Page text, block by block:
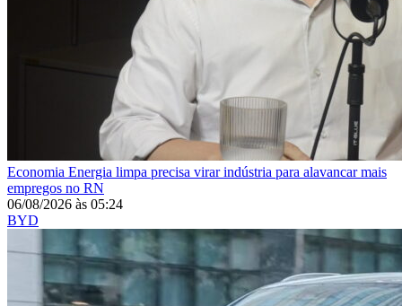
Economia Energia limpa precisa virar indústria para alavancar mais
empregos no RN
06/08/2026 às 05:24
BYD